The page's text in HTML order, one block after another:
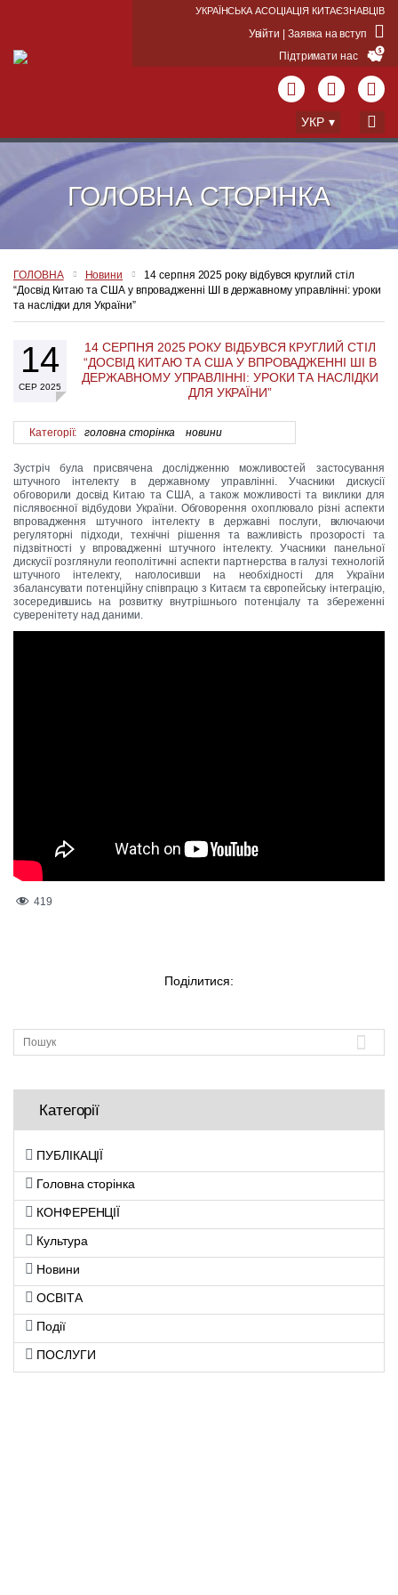
Увійти | Заявка на вступ
УКРАЇНСЬКА АСОЦІАЦІЯ КИТАЄЗНАВЦІВ
Підтримати нас
УКР
ГОЛОВНА СТОРІНКА
ГОЛОВНА Новини
14 серпня 2025 року відбувся круглий стіл
“Досвід Китаю та США у впровадженні ШІ в державному управлінні: уроки
та наслідки для України”
14
СЕР 2025
14 СЕРПНЯ 2025 РОКУ ВІДБУВСЯ КРУГЛИЙ СТІЛ
“ДОСВІД КИТАЮ ТА США У ВПРОВАДЖЕННІ ШІ В
ДЕРЖАВНОМУ УПРАВЛІННІ: УРОКИ ТА НАСЛІДКИ
ДЛЯ УКРАЇНИ”
Категорії: головна сторінка новини
Зустріч була присвячена дослідженню можливостей застосування
штучного інтелекту в державному управлінні. Учасники дискусії
обговорили досвід Китаю та США, а також можливості та виклики для
післявоєнної відбудови України. Обговорення охоплювало різні аспекти
впровадження штучного інтелекту в державні послуги, включаючи
регуляторні підходи, технічні рішення та важливість прозорості та
підзвітності у впровадженні штучного інтелекту. Учасники панельної
дискусії розглянули геополітичні аспекти партнерства в галузі технологій
штучного інтелекту, наголосивши на необхідності для України
збалансувати потенційну співпрацю з Китаєм та європейську інтеграцію,
зосередившись на розвитку внутрішнього потенціалу та збереженні
суверенітету над даними.
419
Поділитися:
Категорії
ПУБЛІКАЦІЇ
Головна сторінка
КОНФЕРЕНЦІЇ
Культура
Новини
ОСВІТА
Події
ПОСЛУГИ